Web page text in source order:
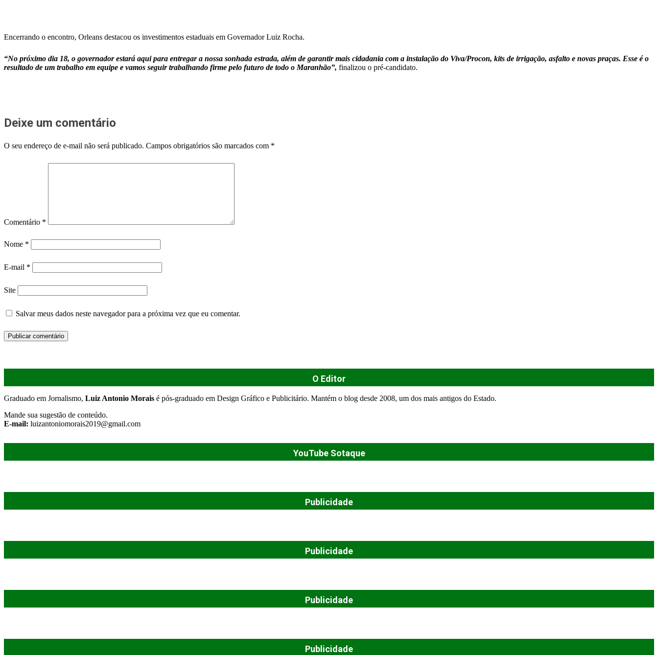
Encerrando o encontro, Orleans destacou os investimentos estaduais em Governador Luiz Rocha.
“No próximo dia 18, o governador estará aqui para entregar a nossa sonhada estrada, além de garantir mais cidadania com a instalação do Viva/Procon, kits de irrigação, asfalto e novas praças. Esse é o
resultado de um trabalho em equipe e vamos seguir trabalhando firme pelo futuro de todo o Maranhão”, finalizou o pré-candidato.
Deixe um comentário
O seu endereço de e-mail não será publicado. Campos obrigatórios são marcados com *
Comentário *
Nome *
E-mail *
Site
Salvar meus dados neste navegador para a próxima vez que eu comentar.
O Editor
Graduado em Jornalismo, Luiz Antonio Morais é pós-graduado em Design Gráfico e Publicitário. Mantém o blog desde 2008, um dos mais antigos do Estado.
Mande sua sugestão de conteúdo.
E-mail: luizantoniomorais2019@gmail.com
YouTube Sotaque
Publicidade
Publicidade
Publicidade
Publicidade